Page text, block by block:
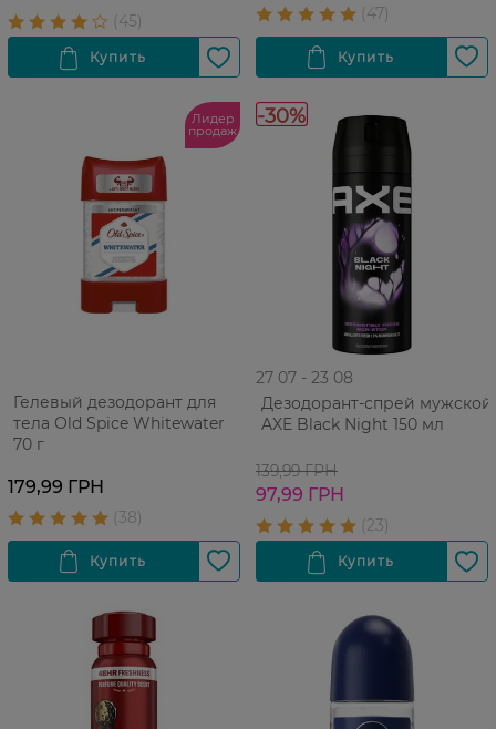
Лидер
продаж
Гелевый дезодорант для
тела Old Spice Whitewater
70 г
179,99 ГРН
-30%
27 07 - 23 08
Дезодорант-спрей мужской
AXE Black Night 150 мл
139,99 ГРН
97,99 ГРН